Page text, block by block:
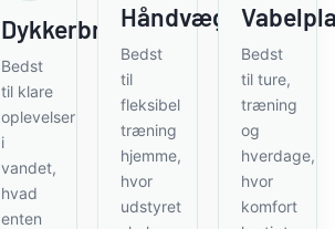
Dykkerbriller
Bedst
til klare
oplevelser
i
vandet,
hvad
enten
Håndvægte
Bedst
til
fleksibel
træning
hjemme,
hvor
udstyret
Bedst
til ture,
træning
og
hverdage,
hvor
komfort